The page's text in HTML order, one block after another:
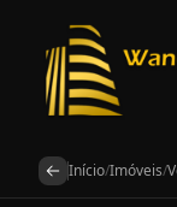
Início/Imóveis/